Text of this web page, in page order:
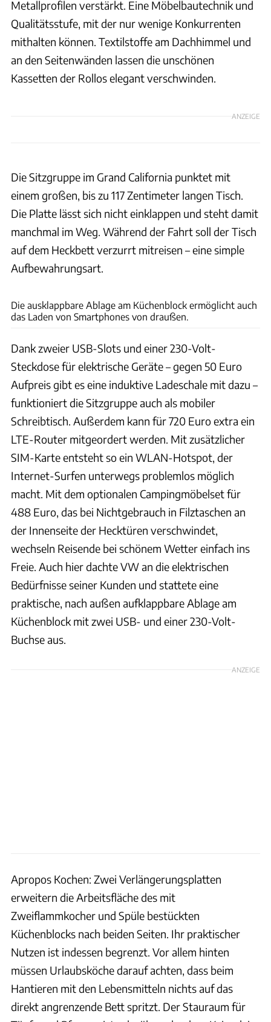
Metallprofilen verstärkt. Eine Möbelbautechnik und
Qualitätsstufe, mit der nur wenige Konkurrenten
mithalten können. Textilstoffe am Dachhimmel und
an den Seitenwänden lassen die unschönen
Kassetten der Rollos elegant verschwinden.
ANZEIGE
Die Sitzgruppe im Grand California punktet mit
einem großen, bis zu 117 Zentimeter langen Tisch.
Die Platte lässt sich nicht einklappen und steht damit
manchmal im Weg. Während der Fahrt soll der Tisch
auf dem Heckbett verzurrt mitreisen – eine simple
Aufbewahrungsart.
Die ausklappbare Ablage am Küchenblock ermöglicht auch
das Laden von Smartphones von draußen.
Dank zweier USB-Slots und einer 230-Volt-
Steckdose für elektrische Geräte – gegen 50 Euro
Aufpreis gibt es eine induktive Ladeschale mit dazu –
funktioniert die Sitzgruppe auch als mobiler
Schreibtisch. Außerdem kann für 720 Euro extra ein
LTE-Router mitgeordert werden. Mit zusätzlicher
SIM-Karte entsteht so ein WLAN-Hotspot, der
Internet-Surfen unterwegs problemlos möglich
macht. Mit dem optionalen Campingmöbelset für
488 Euro, das bei Nichtgebrauch in Filztaschen an
der Innenseite der Hecktüren verschwindet,
wechseln Reisende bei schönem Wetter einfach ins
Freie. Auch hier dachte VW an die elektrischen
Bedürfnisse seiner Kunden und stattete eine
praktische, nach außen aufklappbare Ablage am
Küchenblock mit zwei USB- und einer 230-Volt-
Buchse aus.
ANZEIGE
Apropos Kochen: Zwei Verlängerungsplatten
erweitern die Arbeitsfläche des mit
Zweiflammkocher und Spüle bestückten
Küchenblocks nach beiden Seiten. Ihr praktischer
Nutzen ist indessen begrenzt. Vor allem hinten
müssen Urlaubsköche darauf achten, dass beim
Hantieren mit den Lebensmitteln nichts auf das
direkt angrenzende Bett spritzt. Der Stauraum für